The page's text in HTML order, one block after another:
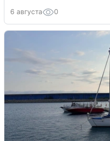
6 августа 0